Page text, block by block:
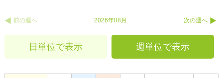
前の週へ 2026年08月 次の週へ
週単位で表示
日単位で表示